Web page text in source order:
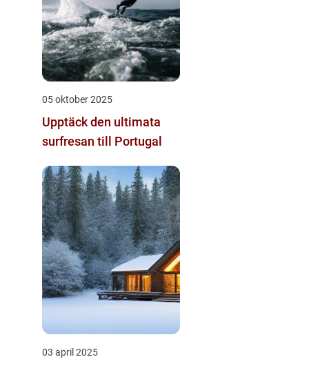
05 oktober 2025
Upptäck den ultimata
surfresan till Portugal
03 april 2025